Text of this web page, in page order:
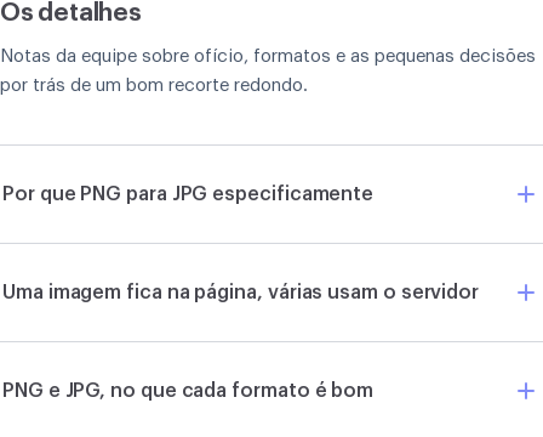
Os detalhes
Notas da equipe sobre ofício, formatos e as pequenas decisões
por trás de um bom recorte redondo.
Por que PNG para JPG especificamente
Uma imagem fica na página, várias usam o servidor
PNG e JPG, no que cada formato é bom